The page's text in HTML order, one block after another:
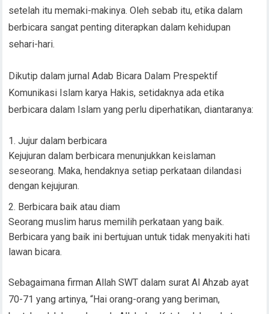
setelah itu memaki-makinya. Oleh sebab itu, etika dalam
berbicara sangat penting diterapkan dalam kehidupan
sehari-hari.
Dikutip dalam jurnal Adab Bicara Dalam Prespektif
Komunikasi Islam karya Hakis, setidaknya ada etika
berbicara dalam Islam yang perlu diperhatikan, diantaranya:
Jujur dalam berbicara
Kejujuran dalam berbicara menunjukkan keislaman
seseorang. Maka, hendaknya setiap perkataan dilandasi
dengan kejujuran.
Berbicara baik atau diam
Seorang muslim harus memilih perkataan yang baik.
Berbicara yang baik ini bertujuan untuk tidak menyakiti hati
lawan bicara.
Sebagaimana firman Allah SWT dalam surat Al Ahzab ayat
70-71 yang artinya, “Hai orang-orang yang beriman,